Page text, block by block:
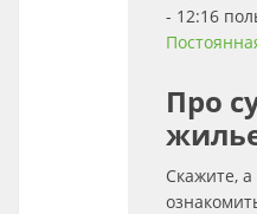
- 12:16
Про
Скажите,